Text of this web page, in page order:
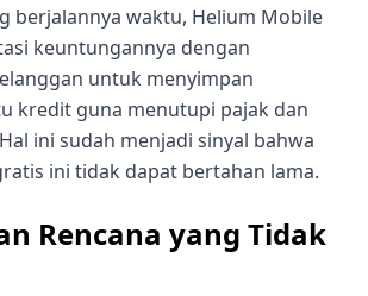
berjalannya waktu, Helium Mobile
keuntungannya dengan
untuk menyimpan
kredit guna menutupi pajak dan
ini sudah menjadi sinyal bahwa
ini tidak dapat bertahan lama.
Rencana yang Tidak